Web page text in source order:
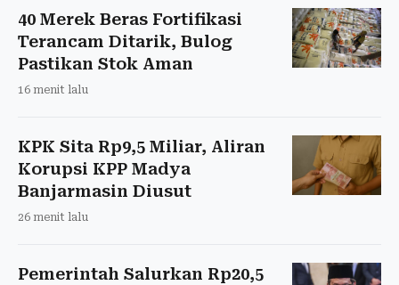
40 Merek Beras Fortifikasi
Terancam Ditarik, Bulog
Pastikan Stok Aman
16 menit lalu
KPK Sita Rp9,5 Miliar, Aliran
Korupsi KPP Madya
Banjarmasin Diusut
26 menit lalu
Pemerintah Salurkan Rp20,5